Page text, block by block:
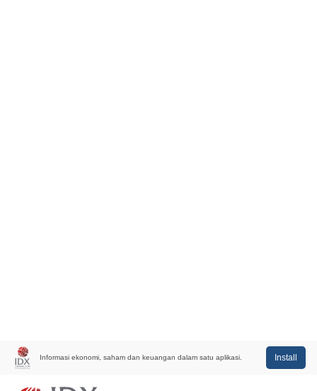
Informasi ekonomi, saham dan keuangan dalam satu aplikasi. Install